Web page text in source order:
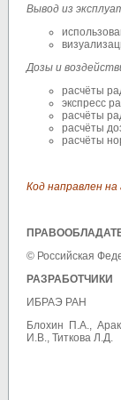
Вывод из
Дозы и
расчёты
экспресс
расчёты
расчёты
расчёты
Код направлен
© Российская
РАЗРАБОТЧИКИ
ИБРАЭ РАН
Блохин
П.А.,
И.В., Титкова Л.Д.